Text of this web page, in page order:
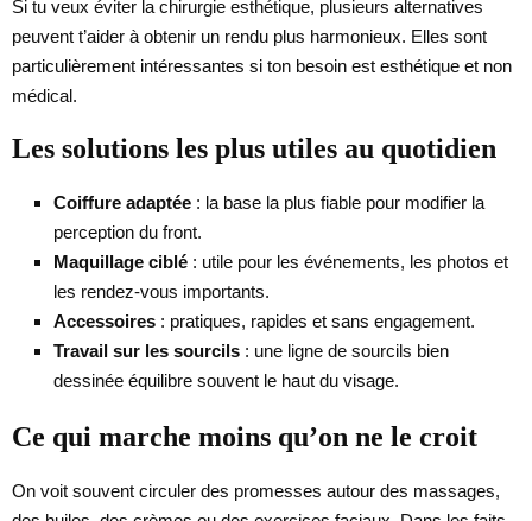
Si tu veux éviter la chirurgie esthétique, plusieurs alternatives
peuvent t’aider à obtenir un rendu plus harmonieux. Elles sont
particulièrement intéressantes si ton besoin est esthétique et non
médical.
Les solutions les plus utiles au quotidien
Coiffure adaptée : la base la plus fiable pour modifier la
perception du front.
Maquillage ciblé : utile pour les événements, les photos et
les rendez-vous importants.
Accessoires : pratiques, rapides et sans engagement.
Travail sur les sourcils : une ligne de sourcils bien
dessinée équilibre souvent le haut du visage.
Ce qui marche moins qu’on ne le croit
On voit souvent circuler des promesses autour des massages,